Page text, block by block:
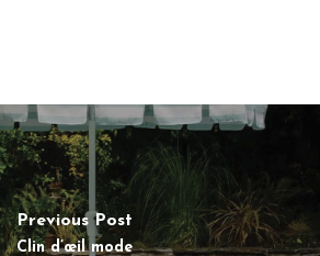
Previous Post
Clin d’œil mode